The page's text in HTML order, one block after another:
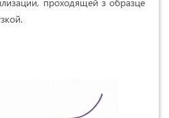
проходящей з образце